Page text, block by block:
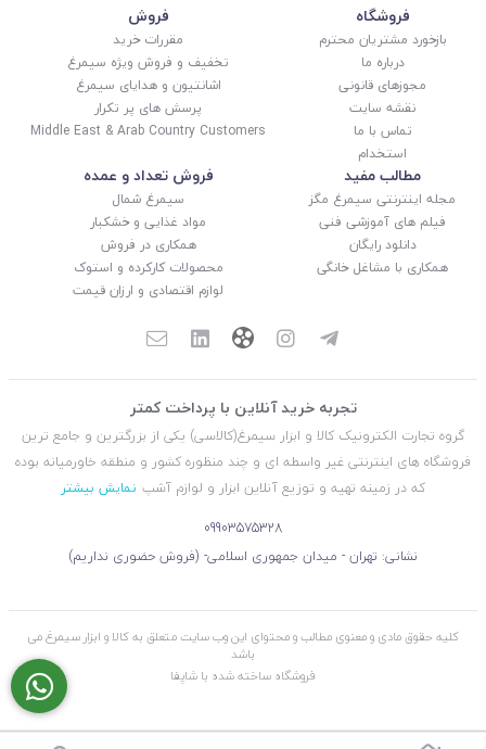
فروشگاه
بازخورد مشتریان محترم
درباره ما
مجوزهای قانونی
نقشه سایت
تماس با ما
استخدام
فروش
مقررات خرید
تخفیف و فروش ویژه سیمرغ
اشانتیون و هدایای سیمرغ
پرسش های پر تکرار
Middle East & Arab Country Customers
مطالب مفید
مجله اینترنتی سیمرغ مگز
فیلم های آموزشی فنی
دانلود رایگان
همکاری با مشاغل خانگی
فروش تعداد و عمده
سیمرغ شمال
مواد غذایی و خشکبار
همکاری در فروش
محصولات کارکرده و استوک
لوازم اقتصادی و ارزان قیمت
تجربه خرید آنلاین با پرداخت کمتر
گروه تجارت الکترونیک کالا و ابزار سیمرغ(کالاسی) یکی از بزرگترین و جامع ترین
فروشگاه های اینترنتی غیر واسطه ای و چند منظوره کشور و منطقه خاورمیانه بوده
که در زمینه تهیه و توزیع آنلاین ابزار و لوازم آشپ نمایش بیشتر
09903575328
نشانی: تهران - میدان جمهوری اسلامی- (فروش حضوری نداریم)
کلیه حقوق مادی و معنوی مطالب و محتوای این وب سایت متعلق به کالا و ابزار سیمرغ می
باشد
فروشگاه ساخته شده با شاپفا